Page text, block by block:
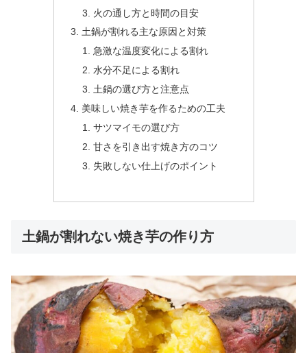
火の通し方と時間の目安
土鍋が割れる主な原因と対策
急激な温度変化による割れ
水分不足による割れ
土鍋の選び方と注意点
美味しい焼き芋を作るための工夫
サツマイモの選び方
甘さを引き出す焼き方のコツ
失敗しない仕上げのポイント
土鍋が割れない焼き芋の作り方